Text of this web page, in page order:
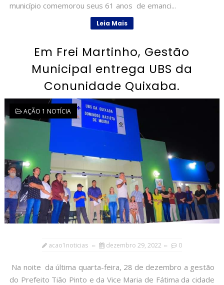
município comemorou seus 61 anos de emanci...
Leia Mais
Em Frei Martinho, Gestão
Municipal entrega UBS da
Conunidade Quixaba.
AÇÃO 1 NOTÍCIA
acao1noticias dezembro 29, 2022 0
Na noite da última quarta-feira, 28 de dezembro a gestão
do Prefeito Tião Pinto e da Vice Maria de Fátima da cidade